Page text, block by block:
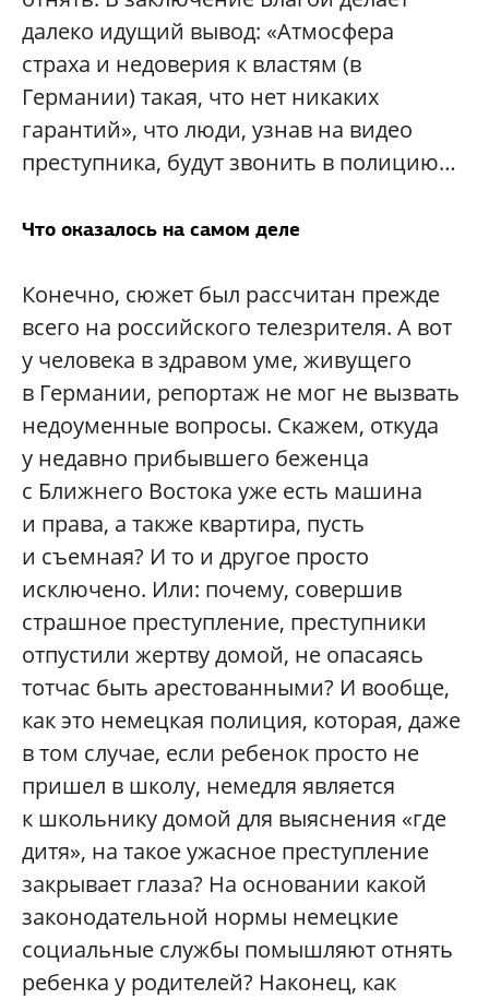
далеко идущий вывод: «Атмосфера
страха и недоверия к властям (в
Германии) такая, что нет никаких
гарантий», что люди, узнав на видео
преступника, будут звонить в полицию…
Что оказалось на самом деле
Конечно, сюжет был рассчитан прежде
всего на российского телезрителя. А вот
у человека в здравом уме, живущего
в Германии, репортаж не мог не вызвать
недоуменные вопросы. Скажем, откуда
у недавно прибывшего беженца
с Ближнего Востока уже есть машина
и права, а также квартира, пусть
и съемная? И то и другое просто
исключено. Или: почему, совершив
страшное преступление, преступники
отпустили жертву домой, не опасаясь
тотчас быть арестованными? И вообще,
как это немецкая полиция, которая, даже
в том случае, если ребенок просто не
пришел в школу, немедля является
к школьнику домой для выяснения «где
дитя», на такое ужасное преступление
закрывает глаза? На основании какой
законодательной нормы немецкие
социальные службы помышляют отнять
ребенка у родителей? Наконец, как